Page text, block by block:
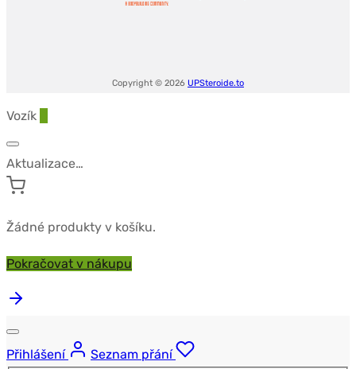
Copyright © 2026 UPSteroide.to
Vozík
Aktualizace…
Žádné produkty v košíku.
Pokračovat v nákupu
Přihlášení
Seznam přání